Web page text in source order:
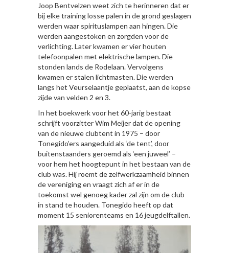
Joop Bentvelzen weet zich te herinneren dat er
bij elke training losse palen in de grond geslagen
werden waar spirituslampen aan hingen. Die
werden aangestoken en zorgden voor de
verlichting. Later kwamen er vier houten
telefoonpalen met elektrische lampen. Die
stonden lands de Rodelaan. Vervolgens
kwamen er stalen lichtmasten. Die werden
langs het Veurselaantje geplaatst, aan de kopse
zijde van velden 2 en 3.
In het boekwerk voor het 60-jarig bestaat
schrijft voorzitter Wim Meijer dat de opening
van de nieuwe clubtent in 1975 – door
Tonegido’ers aangeduid als ‘de tent’, door
buitenstaanders geroemd als ‘een juweel’ –
voor hem het hoogtepunt in het bestaan van de
club was. Hij roemt de zelfwerkzaamheid binnen
de vereniging en vraagt zich af er in de
toekomst wel genoeg kader zal zijn om de club
in stand te houden. Tonegido heeft op dat
moment 15 seniorenteams en 16 jeugdelftallen.